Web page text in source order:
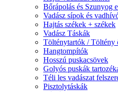
Bőrápolás és Szunyog
Vadász sípok és
Hajtás székek + székek
Vadász Táskák
Tölténytartók / Töltény
Hangtompítók
Hosszú puskacsövek
Golyós puskák
Téli les vadászat
Pisztolytáskák